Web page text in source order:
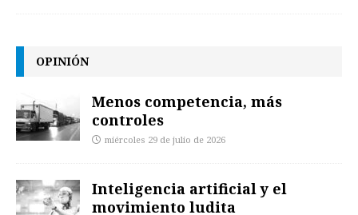
OPINIÓN
Menos competencia, más
controles
miércoles 29 de julio de 2026
Inteligencia artificial y el
movimiento ludita